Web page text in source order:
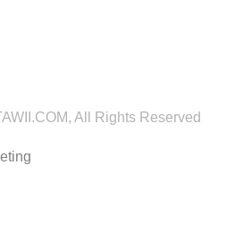
All Rights Reserved